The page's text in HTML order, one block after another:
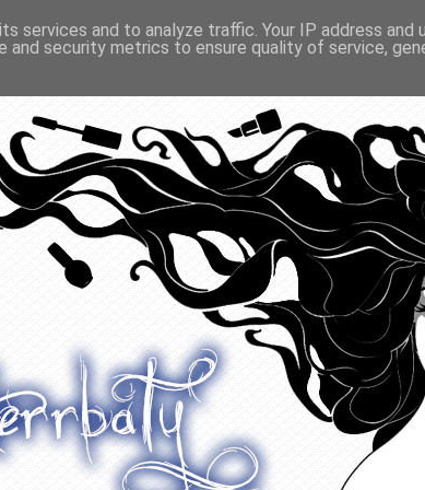
GADŻETY KONKURSY POLECANE
services and to analyze traffic. Your IP address and
and security metrics to ensure quality of service,